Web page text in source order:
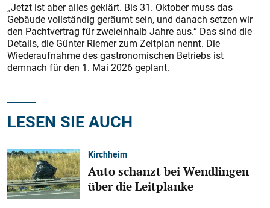
„Jetzt ist aber alles geklärt. Bis 31. Oktober muss das
Gebäude vollständig geräumt sein, und danach setzen wir
den Pachtvertrag für zweieinhalb Jahre aus.“ Das sind die
Details, die Günter Riemer zum Zeitplan nennt. Die
Wiederaufnahme des gastronomischen Betriebs ist
demnach für den 1. Mai 2026 geplant.
LESEN SIE AUCH
Kirchheim
Auto schanzt bei Wendlingen
über die Leitplanke